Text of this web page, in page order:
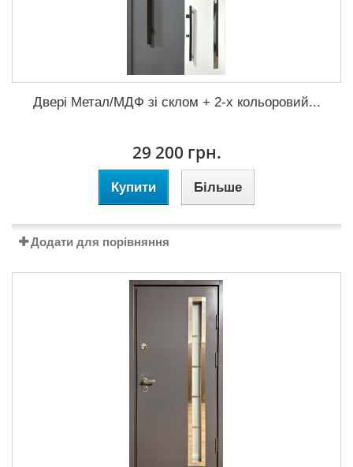
Двері Метал/МДФ зі склом + 2-х кольоровий...
29 200 грн.
Купити Більше
Додати для порівняння